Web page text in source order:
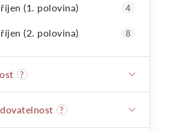
říjen (1. polovina) 4
říjen (2. polovina) 8
?
?